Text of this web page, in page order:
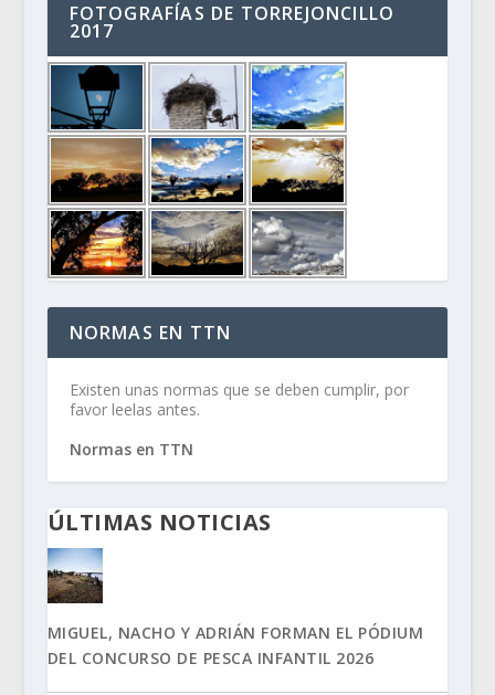
FOTOGRAFÍAS DE TORREJONCILLO
2017
NORMAS EN TTN
Existen unas normas que se deben cumplir, por
favor leelas antes.
Normas en TTN
ÚLTIMAS NOTICIAS
MIGUEL, NACHO Y ADRIÁN FORMAN EL PÓDIUM
DEL CONCURSO DE PESCA INFANTIL 2026